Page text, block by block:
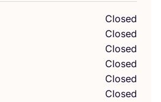
Closed
Closed
Closed
Closed
Closed
Closed